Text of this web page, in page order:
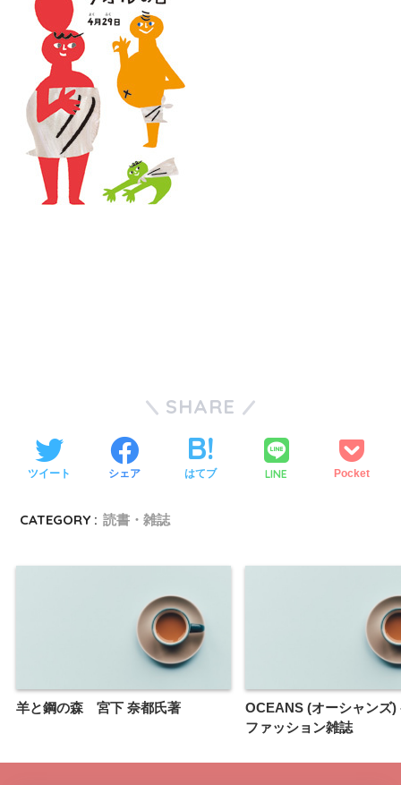
SHARE
ツイート シェア はてブ LINE Pocket
CATEGORY : 読書・雑誌
羊と鋼の森 宮下 奈都氏著
OCEANS (オーシャンズ)
ファッション雑誌